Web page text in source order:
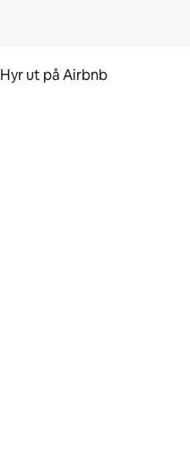
Hyr ut på Airbnb